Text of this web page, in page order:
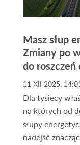
Masz słup
Zmiany po
do roszczeń
11 XII 2025,
Dla tysięcy
na których od
słupy
nadejść